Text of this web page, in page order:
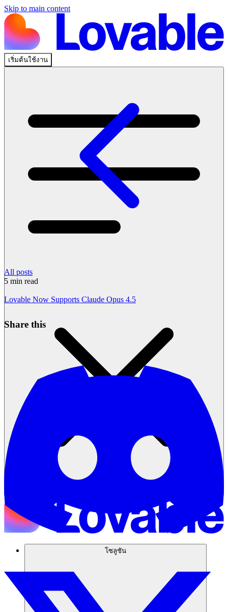
Skip to main content
เริ่มต้นใช้งาน
โซลูชัน
All posts
5 min read
Lovable Now Supports Claude Opus 4.5
Share this